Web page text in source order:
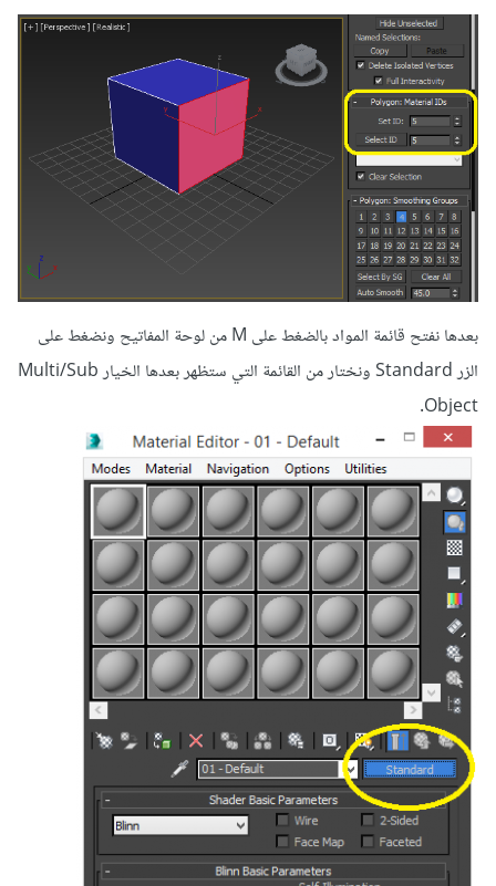
بعدها نفتح قائمة المواد بالضغط على M من لوحة المفاتيح ونضغط على
الزر Standard ونختار من القائمة التي ستظهر بعدها الخيار Multi/Sub
Object.